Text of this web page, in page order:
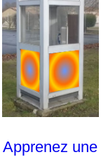
Apprenez une